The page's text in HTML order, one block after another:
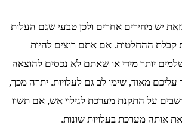
יש מחירים אחרים ולכן טבעי שגם העלות
ההחלטות. אם אתם רוצים להיות
יותר מידי או שאתם לא נכסים להוצאה
מאוד, שימו לב גם לעלויות. יתרה מכך,
על התקנת מערכת לגילוי אש, אם תשוו
אותה מערכת בעלויות שונות.